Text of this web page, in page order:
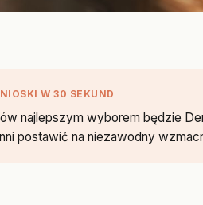
W 30 SEKUND
najlepszym wyborem będzie
postawić na niezawodny